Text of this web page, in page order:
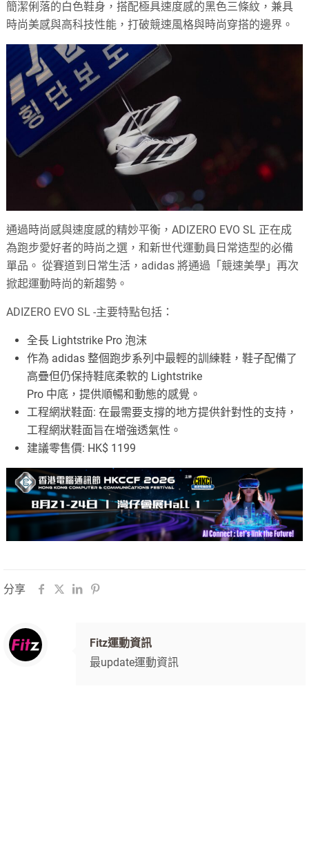
簡潔俐落的白色鞋身，搭配極具速度感的黑色三條紋，兼具
時尚美感與高科技性能，打破競速風格與時尚穿搭的邊界。
通過時尚感與速度感的精妙平衡，ADIZERO EVO SL 正在成
為跑步愛好者的時尚之選，和新世代運動員日常造型的必備
單品。 從賽道到日常生活，adidas 將通過「競速美學」再次
掀起運動時尚的新趨勢。
ADIZERO EVO SL -主要特點包括：
全長 Lightstrike Pro 泡沫
作為 adidas 整個跑步系列中最輕的訓練鞋，鞋子配備了
高疊但仍保持鞋底柔軟的 Lightstrike
Pro 中底，提供順暢和動態的感覺。
工程網狀鞋面: 在最需要支撐的地方提供針對性的支持，
工程網狀鞋面旨在增強透氣性。
建議零售價: HK$ 1199
分享
Fitz運動資訊
最update運動資訊